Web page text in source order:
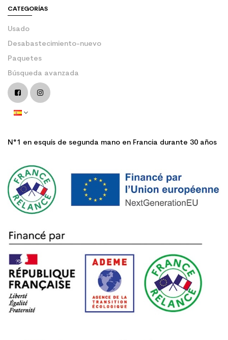
CATEGORÍAS
Usado
Desabastecimiento-nuevo
Paquetes
Búsqueda avanzada
N°1 en esquís de segunda mano en Francia durante 30 años